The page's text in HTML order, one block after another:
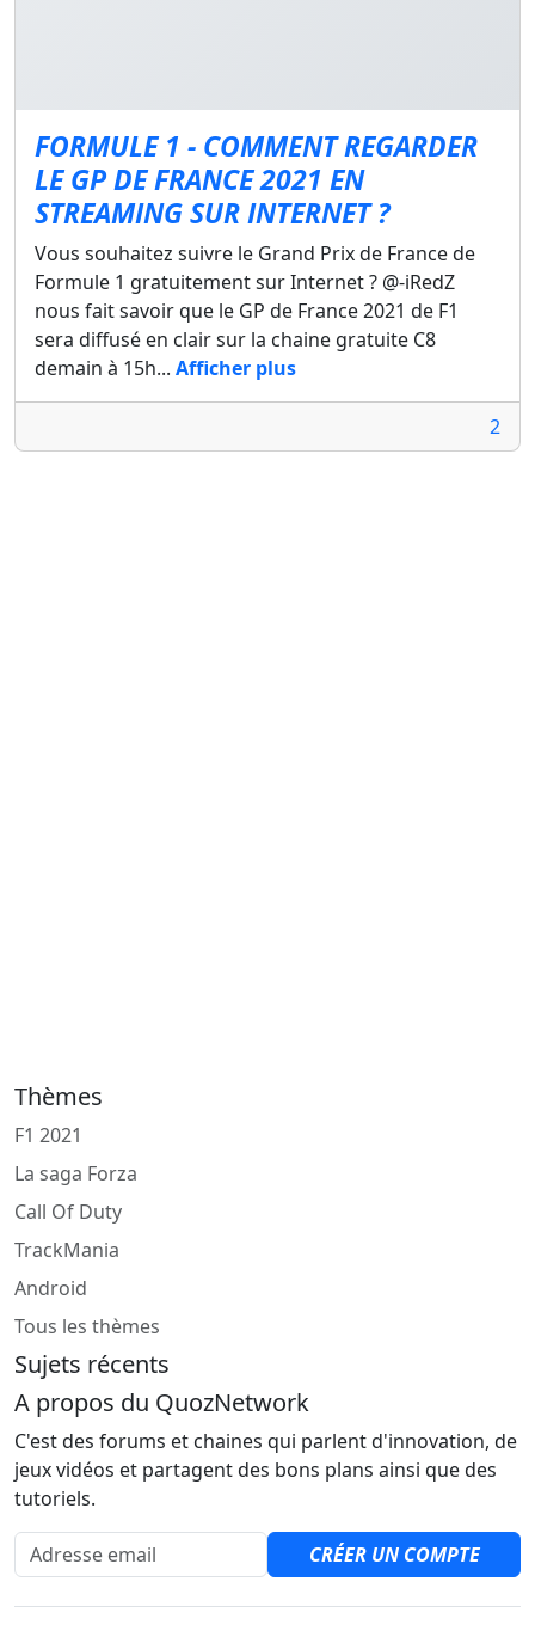
FORMULE 1 - COMMENT REGARDER
LE GP DE FRANCE 2021 EN
STREAMING SUR INTERNET ?
Vous souhaitez suivre le Grand Prix de France de
Formule 1 gratuitement sur Internet ? @-iRedZ
nous fait savoir que le GP de France 2021 de F1
sera diffusé en clair sur la chaine gratuite C8
demain à 15h... Afficher plus
2
Thèmes
F1 2021
La saga Forza
Call Of Duty
TrackMania
Android
Tous les thèmes
Sujets récents
A propos du QuozNetwork
C'est des forums et chaines qui parlent d'innovation, de
jeux vidéos et partagent des bons plans ainsi que des
tutoriels.
Adresse email
CRÉER UN COMPTE